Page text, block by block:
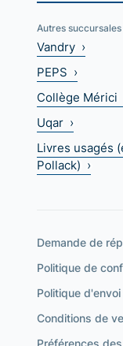
Autres succursales
Vandry ›
PEPS ›
Collège Mérici
Uqar ›
Livres usagés
Pollack) ›
Demande de
Politique de
Politique
Conditions de